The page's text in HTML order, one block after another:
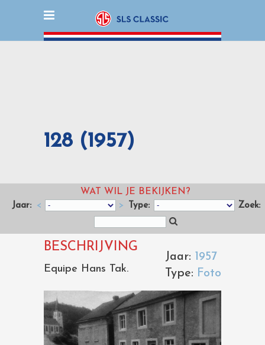
128 (1957)
WAT WIL JE BEKIJKEN?
Jaar: < > Type: Zoek:
Jaar: 1957
Type: Foto
BESCHRIJVING
Equipe Hans Tak.